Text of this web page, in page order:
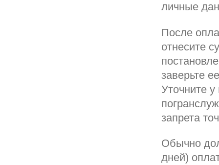
личные
После
отнесите
заверьте
Уточните
запрета
Обычно
дней)